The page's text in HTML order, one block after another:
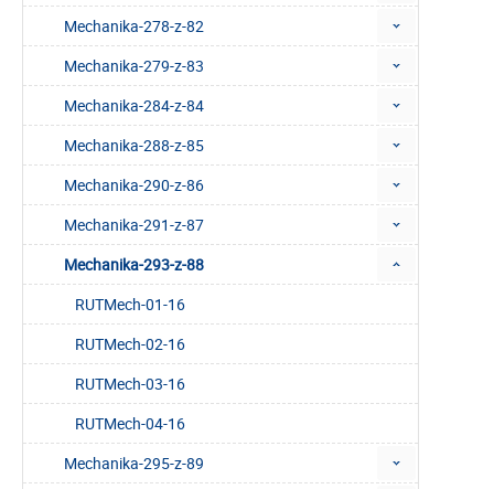
Mechanika-278-z-82
Mechanika-279-z-83
Mechanika-284-z-84
Mechanika-288-z-85
Mechanika-290-z-86
Mechanika-291-z-87
Mechanika-293-z-88
RUTMech-01-16
RUTMech-02-16
RUTMech-03-16
RUTMech-04-16
Mechanika-295-z-89